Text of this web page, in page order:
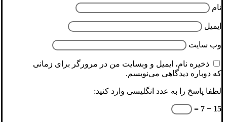
نام
ایمیل
وب‌ سایت
ذخیره نام، ایمیل و وبسایت من در مرورگر برای زمانی
که دوباره دیدگاهی می‌نویسم.
لطفا پاسخ را به عدد انگلیسی وارد کنید:
15 − 7 =